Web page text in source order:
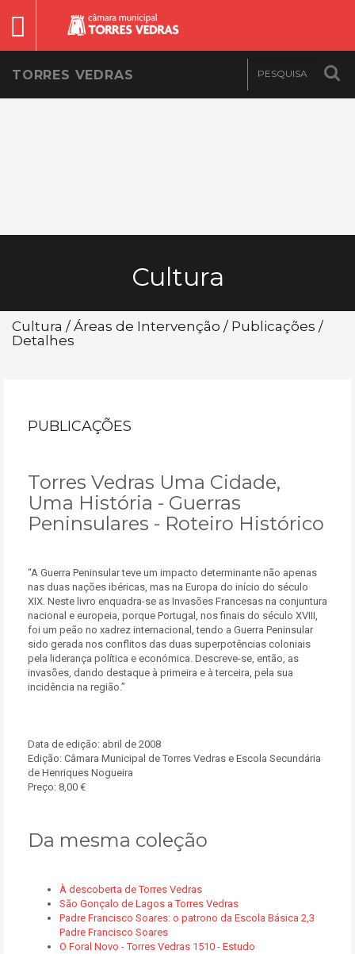
TORRES VEDRAS
Cultura
Cultura / Áreas de Intervenção / Publicações /
Detalhes
PUBLICAÇÕES
Torres Vedras Uma Cidade,
Uma História - Guerras
Peninsulares - Roteiro Histórico
“A Guerra Peninsular teve um impacto determinante não apenas
nas duas nações ibéricas, mas na Europa do início do século
XIX. Neste livro enquadra-se as Invasões Francesas na conjuntura
nacional e europeia, porque Portugal, nos finais do século XVIII,
foi um peão no xadrez internacional, tendo a Guerra Peninsular
sido gerada nos conflitos das duas superpotências coloniais
pela liderança política e económica. Descreve-se, então, as
invasões, dando destaque à primeira e à terceira, pela sua
incidência na região.”
Data de edição: abril de 2008
Edição: Câmara Municipal de Torres Vedras e Escola Secundária
de Henriques Nogueira
Preço: 8,00 €
Da mesma coleção
À descoberta de Torres Vedras
São Gonçalo de Lagos a Torres Vedras
Padre Francisco Soares: o patrono da Escola Básica 2,3
Padre Francisco Soares
O Foral Novo - Torres Vedras 1510 - Estudo